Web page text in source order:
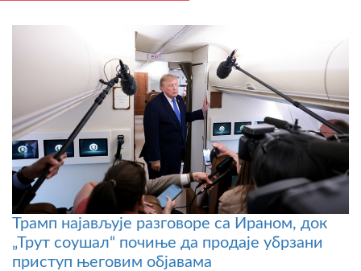
Трамп најављује разговоре са Ираном, док
„Трут соушал“ почиње да продаје убрзани
приступ његовим објавама